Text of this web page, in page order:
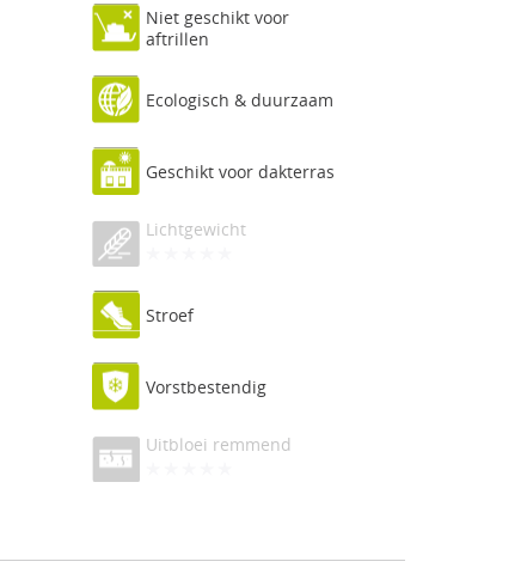
Niet geschikt voor
aftrillen
Ecologisch & duurzaam
Geschikt voor dakterras
Lichtgewicht
Stroef
Vorstbestendig
Uitbloei remmend